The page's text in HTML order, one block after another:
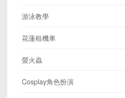
游泳教學
花蓮租機車
螢火蟲
Cosplay角色扮演